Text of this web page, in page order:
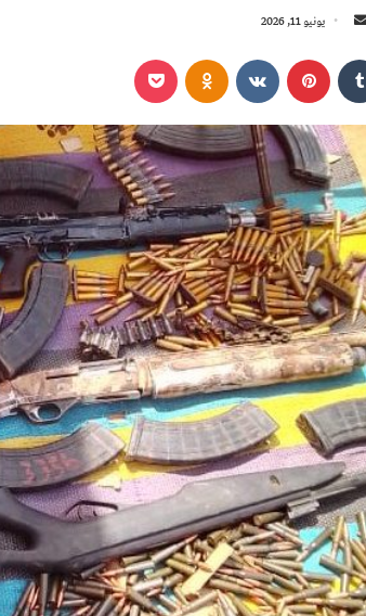
ل
ب
ر
ي
د
ا
إ
ل
ك
ت
ر
و
ن
ي
ا
يونيو 11, 2026